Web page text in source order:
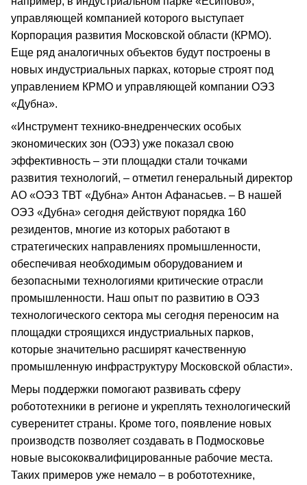
управляющей компанией которого выступает
Корпорация развития Московской области (КРМО).
Еще ряд аналогичных объектов будут построены в
новых индустриальных парках, которые строят под
управлением КРМО и управляющей компании ОЭЗ
«Дубна».
«Инструмент технико-внедренческих особых
экономических зон (ОЭЗ) уже показал свою
эффективность – эти площадки стали точками
развития технологий, – отметил генеральный директор
АО «ОЭЗ ТВТ «Дубна» Антон Афанасьев. – В нашей
ОЭЗ «Дубна» сегодня действуют порядка 160
резидентов, многие из которых работают в
стратегических направлениях промышленности,
обеспечивая необходимым оборудованием и
безопасными технологиями критические отрасли
промышленности. Наш опыт по развитию в ОЭЗ
технологического сектора мы сегодня переносим на
площадки строящихся индустриальных парков,
которые значительно расширят качественную
промышленную инфраструктуру Московской области».
Меры поддержки помогают развивать сферу
робототехники в регионе и укреплять технологический
суверенитет страны. Кроме того, появление новых
производств позволяет создавать в Подмосковье
новые высококвалифицированные рабочие места.
Таких примеров уже немало – в робототехнике,